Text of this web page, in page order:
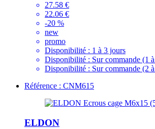
27.58 €
22.06 €
-20 %
new
promo
Disponibilité : 1 à 3 jours
Disponibilité : Sur commande (1
Disponibilité : Sur commande (2
Référence : CNM615
ELDON